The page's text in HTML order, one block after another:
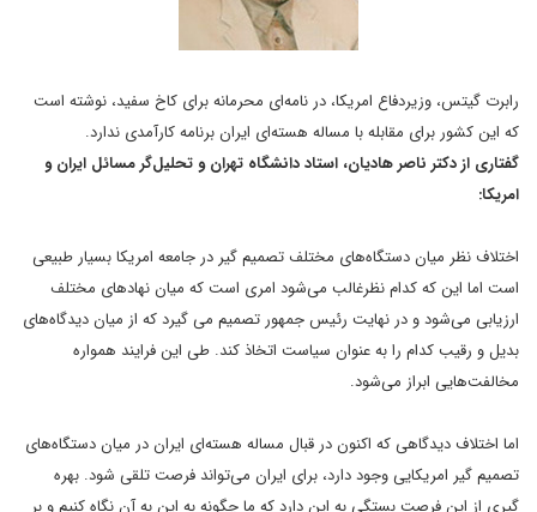
رابرت گیتس، وزیردفاع امریکا، در نامه‌ای محرمانه برای کاخ سفید، نوشته است
که این کشور برای مقابله با مساله هسته‌ای ایران برنامه کارآمدی ندارد.
گفتاری از دکتر ناصر هادیان، استاد دانشگاه تهران و تحلیل‌گر مسائل ایران و
امریکا:
اختلاف نظر میان دستگاه‌های مختلف تصمیم گیر در جامعه امریکا بسیار طبیعی
است اما این که کدام نظرغالب می‌شود امری است که میان نهادهای مختلف
ارزیابی می‌شود و در نهایت رئیس جمهور تصمیم می گیرد که از میان دیدگاه‌های
بدیل و رقیب کدام را به عنوان سیاست اتخاذ کند. طی این فرایند همواره
مخالفت‌هایی ابراز می‌شود.
اما اختلاف دیدگاهی که اکنون در قبال مساله هسته‌ای ایران در میان دستگاه‌های
تصمیم گیر امریکایی وجود دارد، برای ایران می‌تواند فرصت تلقی شود. بهره
گیری از این فرصت بستگی به این دارد که ما چگونه به این به آن نگاه کنیم و بر